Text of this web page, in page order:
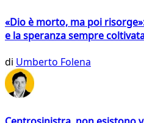
«Dio è morto, ma poi
e la speranza sempre
di Umberto Folena